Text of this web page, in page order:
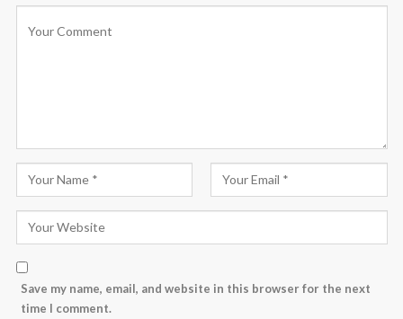
Save my name, email, and website in this browser for the next
time I comment.